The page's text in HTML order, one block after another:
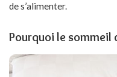
de s’alimenter.
Pourquoi le sommeil